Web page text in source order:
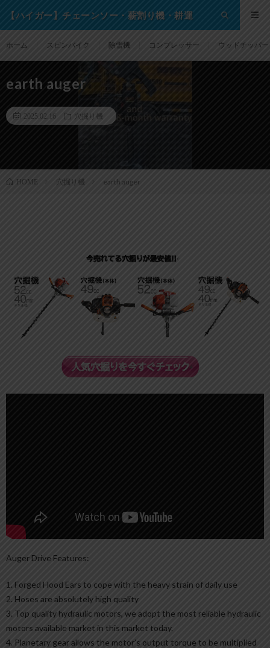
【ハイガー】チェーンソー・薪割り機・耕運
ホーム スピンバイク 除雪機 コンプレッサー ウッドチッパー
earth auger
2025.02.16 穴掘り機
HOME 穴掘り機 earth auger
Auger Drive Features:
1. Forged Hood Ears to cope with the heavy strain of daily use
2. Hoses are absolutely high quality
3. Top quality hydraulic motors, we adopt the most reliable hydraulic
motors available market in this market today.
4. Planetary gear allows the motor’s output torque to be multiplied